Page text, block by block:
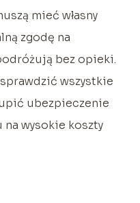
mieć własny
zgodę na
bez opieki.
wszystkie
ubezpieczenie
na wysokie koszty